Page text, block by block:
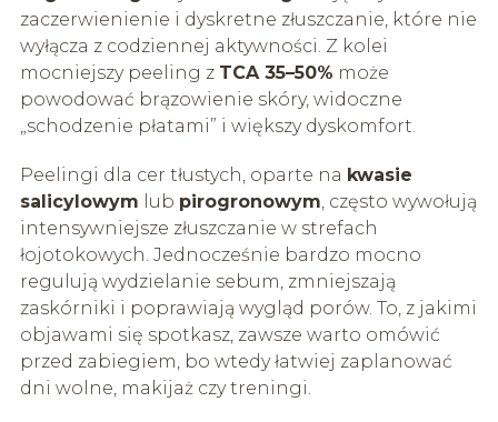
zaczerwienienie i dyskretne złuszczanie, które nie
wyłącza z codziennej aktywności. Z kolei
mocniejszy peeling z TCA 35–50% może
powodować brązowienie skóry, widoczne
„schodzenie płatami” i większy dyskomfort.
Peelingi dla cer tłustych, oparte na kwasie
salicylowym lub pirogronowym, często wywołują
intensywniejsze złuszczanie w strefach
łojotokowych. Jednocześnie bardzo mocno
regulują wydzielanie sebum, zmniejszają
zaskórniki i poprawiają wygląd porów. To, z jakimi
objawami się spotkasz, zawsze warto omówić
przed zabiegiem, bo wtedy łatwiej zaplanować
dni wolne, makijaż czy treningi.